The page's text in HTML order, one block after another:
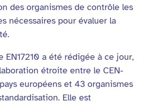
des organismes de contrôle les
nécessaires pour évaluer la
EN17210 a été rédigée à ce jour,
étroite entre le CEN-
européens et 43 organismes
Elle est